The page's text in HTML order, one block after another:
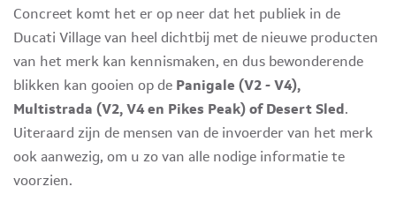
Concreet komt het er op neer dat het publiek in de
Ducati Village van heel dichtbij met de nieuwe producten
van het merk kan kennismaken, en dus bewonderende
blikken kan gooien op de Panigale (V2 - V4),
Multistrada (V2, V4 en Pikes Peak) of Desert Sled.
Uiteraard zijn de mensen van de invoerder van het merk
ook aanwezig, om u zo van alle nodige informatie te
voorzien.